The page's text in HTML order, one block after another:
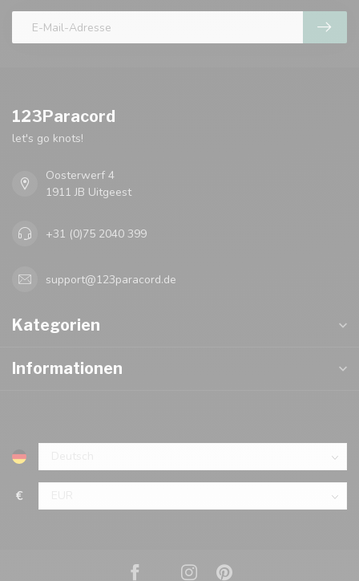
123Paracord
let's go knots!
Oosterwerf 4
1911 JB Uitgeest
+31 (0)75 2040 399
support@123paracord.de
Kategorien
Informationen
€